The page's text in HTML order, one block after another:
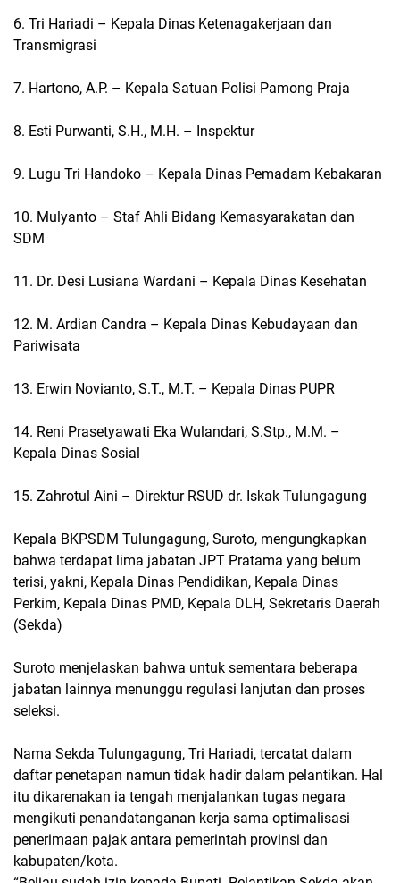
6. Tri Hariadi – Kepala Dinas Ketenagakerjaan dan
Transmigrasi
7. Hartono, A.P. – Kepala Satuan Polisi Pamong Praja
8. Esti Purwanti, S.H., M.H. – Inspektur
9. Lugu Tri Handoko – Kepala Dinas Pemadam Kebakaran
10. Mulyanto – Staf Ahli Bidang Kemasyarakatan dan
SDM
11. Dr. Desi Lusiana Wardani – Kepala Dinas Kesehatan
12. M. Ardian Candra – Kepala Dinas Kebudayaan dan
Pariwisata
13. Erwin Novianto, S.T., M.T. – Kepala Dinas PUPR
14. Reni Prasetyawati Eka Wulandari, S.Stp., M.M. –
Kepala Dinas Sosial
15. Zahrotul Aini – Direktur RSUD dr. Iskak Tulungagung
Kepala BKPSDM Tulungagung, Suroto, mengungkapkan
bahwa terdapat lima jabatan JPT Pratama yang belum
terisi, yakni, Kepala Dinas Pendidikan, Kepala Dinas
Perkim, Kepala Dinas PMD, Kepala DLH, Sekretaris Daerah
(Sekda)
Suroto menjelaskan bahwa untuk sementara beberapa
jabatan lainnya menunggu regulasi lanjutan dan proses
seleksi.
Nama Sekda Tulungagung, Tri Hariadi, tercatat dalam
daftar penetapan namun tidak hadir dalam pelantikan. Hal
itu dikarenakan ia tengah menjalankan tugas negara
mengikuti penandatanganan kerja sama optimalisasi
penerimaan pajak antara pemerintah provinsi dan
kabupaten/kota.